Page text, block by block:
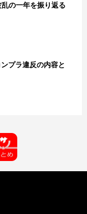
の一年を振り返る
プラ違反の内容と